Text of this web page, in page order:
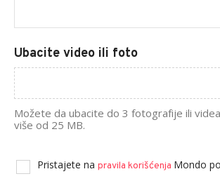
Ubacite video ili foto
Možete da ubacite do 3 fotografije ili
više od 25 MB.
Pristajete na pravila korišćenja Mondo